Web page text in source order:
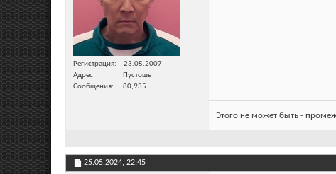
Регистрация
23.05.2007
Адрес
Пустошь
Сообщения
80,935
Этого не может быть -
25.05.2024, 22:45